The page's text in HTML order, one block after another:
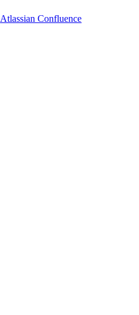
Atlassian Confluence